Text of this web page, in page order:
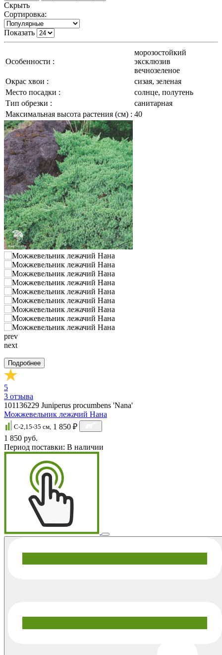
Скрыть
Сортировка:
Показать
Особенности :
морозостойкий
эксклюзив
вечнозеленое
Окрас хвои :
сизая, зеленая
Место посадки :
солнце, полутень
Тип обрезки :
санитарная
Максимальная высота растения (см) : 40
prev
next
Подробнее
5
3 отзыва
101136229 Juniperus procumbens 'Nana'
Можжевельник лежачий Нана
C-2,15-35 см, 1 850 ₽
1 850 руб.
Период поставки: В наличии